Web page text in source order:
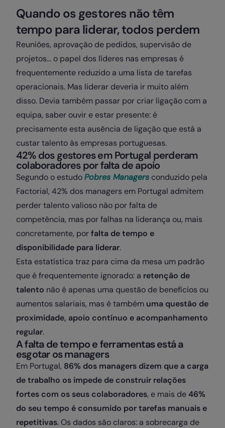
Quando os gestores não têm
tempo para liderar, todos perdem
Reuniões, aprovação de pedidos, supervisão de
projetos… o papel dos líderes nas empresas é
frequentemente reduzido a uma lista de tarefas
operacionais. Mas liderar deveria ir muito além
disso. Devia também passar por criar ligação com a
equipa, saber ouvir e estar presente: é
precisamente esta ausência de ligação que está a
custar talento às empresas portuguesas.
42% dos gestores em Portugal perderam
colaboradores por falta de apoio
Segundo o estudoPobres Managers conduzido pela
Factorial, 42% dos managers em Portugal admitem
perder talento valioso não por falta de
competência, mas por falhas na liderança ou, mais
concretamente, porfalta de tempo e
disponibilidade para liderar.
Esta estatística traz para cima da mesa um padrão
que é frequentemente ignorado: a retenção de
talento não é apenas uma questão de benefícios ou
aumentos salariais, mas é também uma questão de
proximidade, apoio contínuo e acompanhamento
regular.
A falta de tempo e ferramentas está a
esgotar os managers
Em Portugal, 86% dos managers dizem que a carga
de trabalho os impede de construir relações
fortes com os seus colaboradores, e mais de46%
do seu tempo é consumido por tarefas manuais e
repetitivas. Os dados são claros: a sobrecarga de